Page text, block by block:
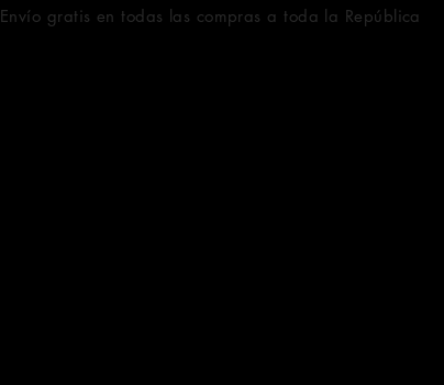
Envío gratis en todas las compras a toda la República